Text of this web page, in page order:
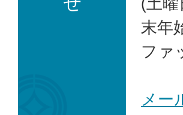
末年
ファ
メー